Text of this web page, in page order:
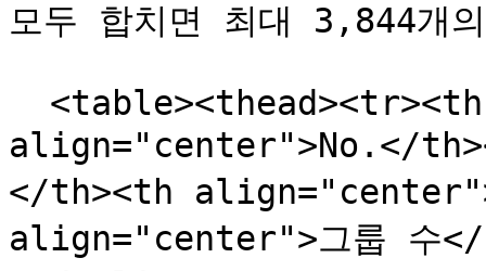
모두 합치면 최대 3,844개
align="center">No.</
</th><th
align="center">그룹 수